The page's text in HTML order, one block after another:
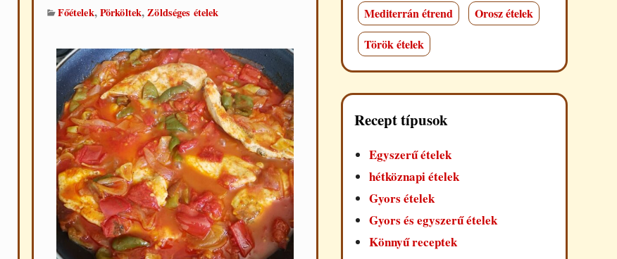
Főételek,Pörköltek,Zöldséges ételek
Mediterrán étrend
Orosz ételek
Török ételek
Recept típusok
Egyszerű ételek
hétköznapi ételek
Gyors ételek
Gyors és egyszerű ételek
Könnyű receptek